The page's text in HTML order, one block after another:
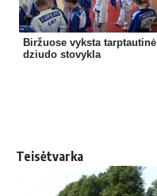
Biržuose vyksta tarptautinė
dziudo stovykla
Teisėtvarka